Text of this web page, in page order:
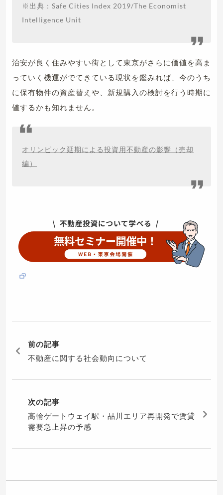
※出典：Safe Cities Index 2019/The Economist
Intelligence Unit
治安が良く住みやすい街として東京がさらに価値を高ま
っていく機運がでてきている現状を鑑みれば、今のうち
に保有物件の資産替えや、新規購入の検討を行う時期に
値するかも知れません。
オリンピック延期による投資用不動産の影響（売却
編）
前の記事
不動産に関する社会動向について
次の記事
高輪ゲートウェイ駅・品川エリア再開発で賃貸
需要急上昇の予感